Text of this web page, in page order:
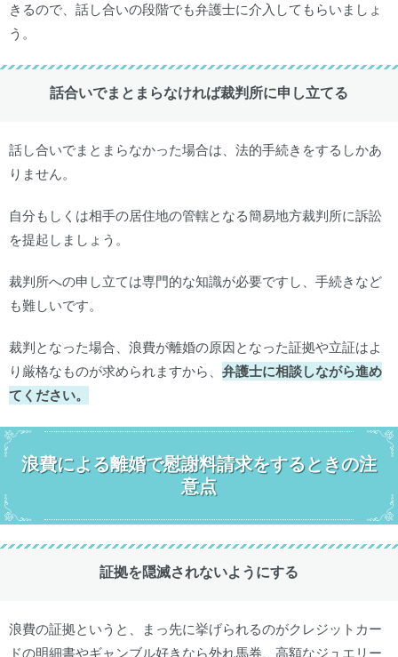
きるので、話し合いの段階でも弁護士に介入してもらいましょ
う。
話合いでまとまらなければ裁判所に申し立てる
話し合いでまとまらなかった場合は、法的手続きをするしかあ
りません。
自分もしくは相手の居住地の管轄となる簡易地方裁判所に訴訟
を提起しましょう。
裁判所への申し立ては専門的な知識が必要ですし、手続きなど
も難しいです。
裁判となった場合、浪費が離婚の原因となった証拠や立証はよ
り厳格なものが求められますから、 弁護士に相談しながら進め
てください。
浪費による離婚で慰謝料請求をするときの注
意点
証拠を隠滅されないようにする
浪費の証拠というと、まっ先に挙げられるのがクレジットカー
ドの明細書やギャンブル好きなら外れ馬券、高額なジュエリー